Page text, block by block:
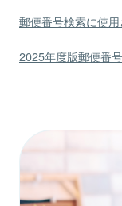
郵便番号検索に使
2025年度版郵便番